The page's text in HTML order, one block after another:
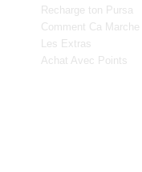
Recharge ton Pursa
Comment Ca Marche
Les Extras
Achat Avec Points